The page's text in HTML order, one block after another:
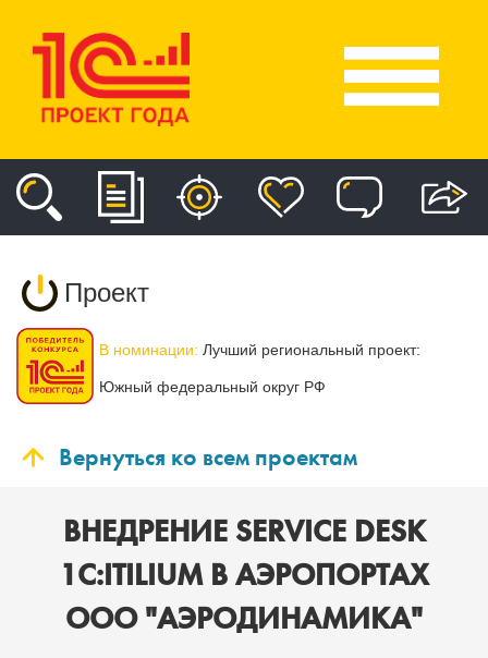
Проект
В номинации: Лучший региональный проект:
Южный федеральный округ РФ
Вернуться ко всем проектам
ВНЕДРЕНИЕ SERVICE DESK
1С:ITILIUM В АЭРОПОРТАХ
ООО "АЭРОДИНАМИКА"